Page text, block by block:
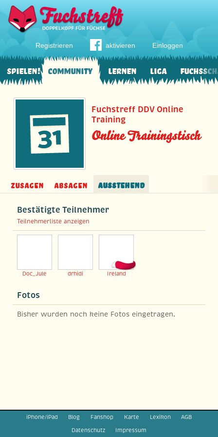
Registrieren aktivieren Einloggen
Community Lernen Liga
Spielen!
Fuchstreff DDV Online
Training
Online Trainingstisch
Zusagen Absagen Ausstehend
Bestätigte Teilnehmer
Teilnehmerliste anzeigen
Doc_Jule drhidi Ireland
Fotos
Bisher wurden noch keine Fotos eingetragen.
iPhone/iPad Blog Fanshop Karte Lexikon
AGB
Datenschutz
Impressum